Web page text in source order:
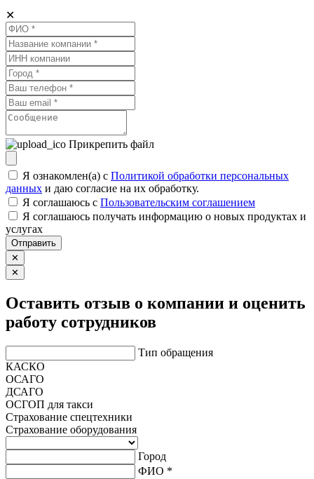
✕
Прикрепить файл
Я ознакомлен(а) с Политикой обработки персональных
данных и даю согласие на их обработку.
Я соглашаюсь c Пользовательским соглашением
Я соглашаюсь получать информацию о новых продуктах и
услугах
Отправить
✕
✕
Оставить отзыв о компании и оценить
работу сотрудников
Тип обращения
КАСКО
ОСАГО
ДСАГО
ОСГОП для такси
Страхование спецтехники
Страхование оборудования
Город
ФИО *